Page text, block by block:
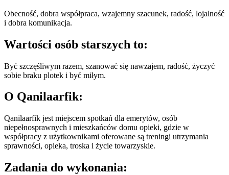
Obecność, dobra współpraca, wzajemny szacunek, radość, lojalność
i dobra komunikacja.
Wartości osób starszych to:
Być szczęśliwym razem, szanować się nawzajem, radość, życzyć
sobie braku plotek i być miłym.
O Qanilaarfik:
Qanilaarfik jest miejscem spotkań dla emerytów, osób
niepełnosprawnych i mieszkańców domu opieki, gdzie w
współpracy z użytkownikami oferowane są treningi utrzymania
sprawności, opieka, troska i życie towarzyskie.
Zadania do wykonania: